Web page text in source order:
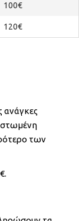
100€
120€
ανάγκες
των